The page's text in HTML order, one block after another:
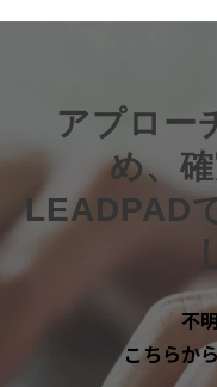
アプロー
め、
LEADPAD
不
こちらか